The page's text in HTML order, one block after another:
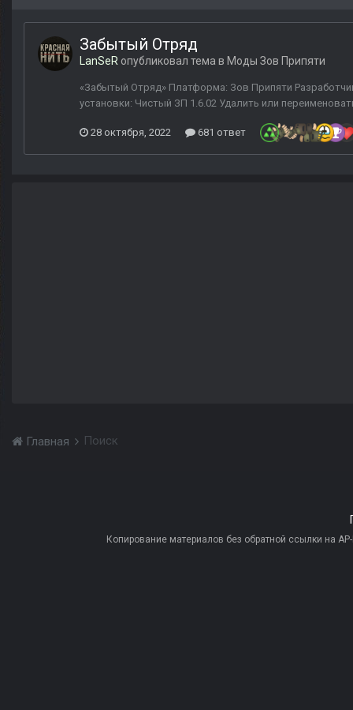
Забытый Отряд
LanSeR опубликовал тема в Моды Зов Припяти
«Забытый Отряд» Платформа: Зов Припяти
установки: Чистый ЗП 1.6.02 Удалить или
28 октября, 2022 681 ответ
Главная Поиск
Копирование материалов без обратной ссылки на